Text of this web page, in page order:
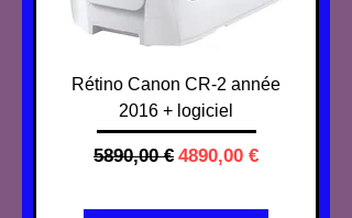
Rétino Canon CR-2 année
2016 + logiciel
Preço normal
5890,00 € Preço promocional
4890,00 €